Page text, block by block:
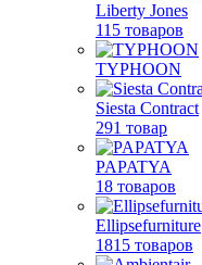
Liberty Jones
115 товаров
TYPHOON
Siesta Contract
291 товар
PAPATYA
18 товаров
Ellipsefurniture
1815 товаров